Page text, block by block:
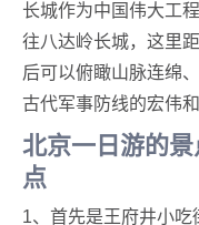
长城作为中国伟大工
往八达岭长城，这里
后可以俯瞰山脉连绵
古代军事防线的宏伟和
北京一日游的
点
1、首先是王府井小吃